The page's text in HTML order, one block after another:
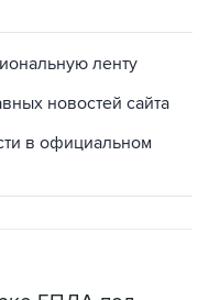
ленту
новостей сайта
в официальном